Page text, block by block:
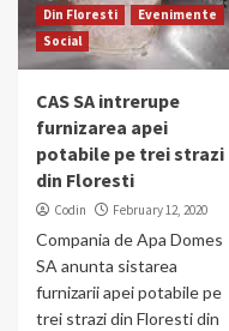
Din Floresti
Evenimente
Social
CAS SA intrerupe
furnizarea apei
potabile pe trei strazi
din Floresti
Codin February 12, 2020
Compania de Apa Domes
SA anunta sistarea
furnizarii apei potabile pe
trei strazi din Floresti din